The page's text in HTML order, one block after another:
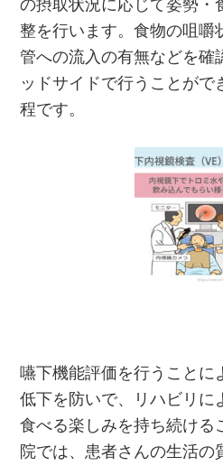
の摂取状況に応じて姿勢・
整を行います。食物の咀嚼
管への流入の有無などを確
ッドサイドで行うことがで
程です。
嚥下機能評価を行うことに
低下を防いで、リハビリに
食べる楽しみを持ち続ける
院では、患者さんの生活の